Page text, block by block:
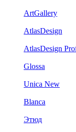
ArtGallery
AtlasDesign
AtlasDesign
Glossa
Unica New
Blanca
Этюд